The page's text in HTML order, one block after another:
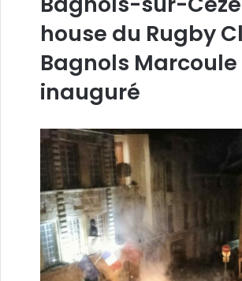
house du Rugby
Bagnols Marcoule
inauguré